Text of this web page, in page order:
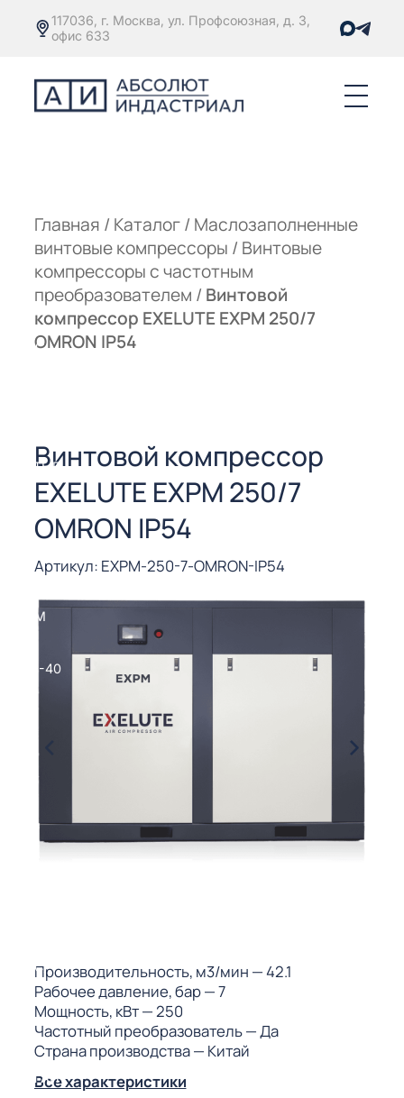
117036, г. Москва, ул. Профсоюзная, д. 3,
офис 633
Главная / Каталог/ Маслозаполненные
винтовые компрессоры / Винтовые
компрессоры с частотным
преобразователем / Винтовой
компрессор EXELUTE EXPM 250/7
OMRON IP54
Винтовой компрессор
EXELUTE EXPM 250/7
OMRON IP54
Артикул: EXPM-250-7-OMRON-IP54
Производительность, м3/мин — 42.1
Рабочее давление, бар— 7
Мощность, кВт— 250
Частотный преобразователь— Да
Страна производства— Китай
Все характеристики
С
(3-40
(МКС)
АИ